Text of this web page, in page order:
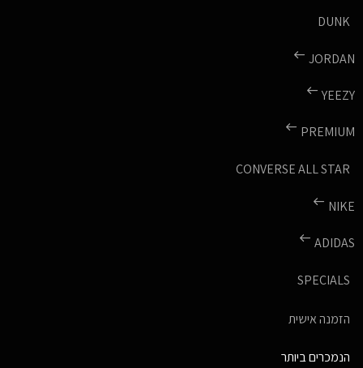
DUNK
JORDAN
YEEZY
PREMIUM
CONVERSE ALL STAR
NIKE
ADIDAS
SPECIALS
הזמנה אישית
הנמכרים ביותר